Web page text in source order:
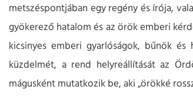
metszéspontjában egy regény és írója,
gyökerező hatalom és az örök emberi
kicsinyes emberi gyarlóságok, bűnök
küzdelmét, a rend helyreállítását az
mágusként mutatkozik be, aki „örökké